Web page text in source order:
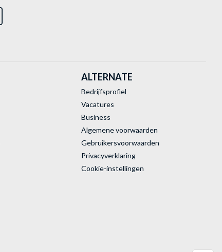
ALTERNATE
Bedrijfsprofiel
Vacatures
Business
Algemene voorwaarden
Gebruikersvoorwaarden
Privacyverklaring
Cookie-instellingen